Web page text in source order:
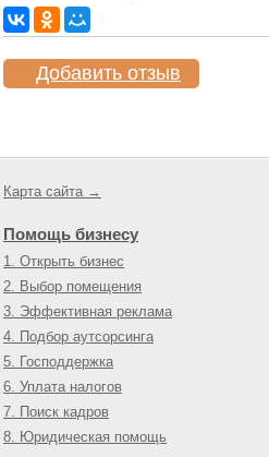
Добавить отзыв
Карта сайта →
Помощь бизнесу
1. Открыть бизнес
2. Выбор помещения
3. Эффективная реклама
4. Подбор аутсорсинга
5. Господдержка
6. Уплата налогов
7. Поиск кадров
8. Юридическая помощь